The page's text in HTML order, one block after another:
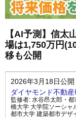
【AI予測】信太
場は1,750万円
移も公開
2026年3月18日公開
ダイヤモンド不動
監修者: 水谷昂太郎・
橋大学 大学院ソーシャ
都市大学 建築都市デザ